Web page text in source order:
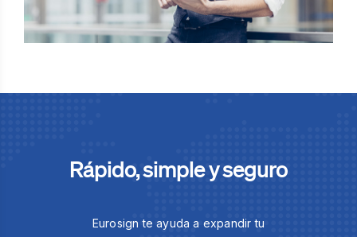
Rápido, simple y seguro
Eurosign te ayuda a expandir tu